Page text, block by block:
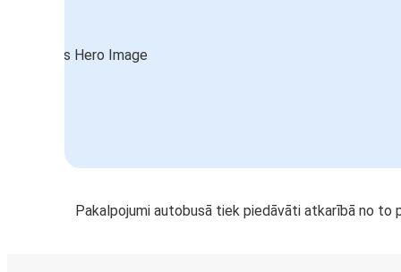
Pakalpojumi autobusā tiek piedāvāti atkarībā no to